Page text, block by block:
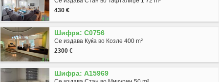
430 €
Шифра: C0756
Се издава Куќа во Козле 400 m²
2300 €
Шифра: A15969